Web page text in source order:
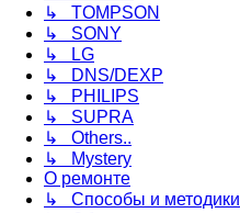
↳ TOMPSON
↳ SONY
↳ LG
↳ DNS/DEXP
↳ PHILIPS
↳ SUPRA
↳ Others..
↳ Mystery
О ремонте
↳ Способы и методики